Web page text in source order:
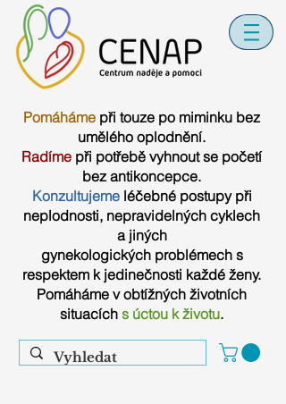
Pomáháme při touze po miminku bez
umělého oplodnění.
Radíme při potřebě vyhnout se početí
bez antikoncepce.
Konzultujemeléčebné postupy při
neplodnosti, nepravidelných cyklech
a jiných
gynekologických problémech s
respektem k jedinečnosti každé ženy.
Pomáháme v obtížných životních
situacích s úctou k životu.